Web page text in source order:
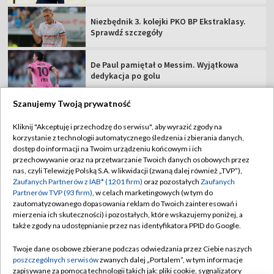
Niezbędnik 3. kolejki PKO BP Ekstraklasy.
Sprawdź szczegóły
De Paul pamiętał o Messim. Wyjątkowa
dedykacja po golu
TVP
Abonament TVP
Sklep TVP
Biuro Reklamy
Oferta Handlowa
Emisja w TVP
Regulamin TVP
Polityka prywatności
Moje zgody
Biuro reklamy
Szanujemy Twoją prywatność
Kliknij "Akceptuję i przechodzę do serwisu", aby wyrazić zgody na
korzystanie z technologii automatycznego śledzenia i zbierania danych,
dostęp do informacji na Twoim urządzeniu końcowym i ich
przechowywanie oraz na przetwarzanie Twoich danych osobowych przez
nas, czyli Telewizję Polską S.A. w likwidacji (zwaną dalej również „TVP”),
Zaufanych Partnerów z IAB* (1201 firm) oraz pozostałych Zaufanych
Partnerów TVP (93 firm), w celach marketingowych (w tym do
zautomatyzowanego dopasowania reklam do Twoich zainteresowań i
mierzenia ich skuteczności) i pozostałych, które wskazujemy poniżej, a
także zgody na udostępnianie przez nas identyfikatora PPID do Google.
Twoje dane osobowe zbierane podczas odwiedzania przez Ciebie naszych
poszczególnych serwisówzwanych dalej „Portalem”, w tym informacje
zapisywane za pomocą technologii takich jak: pliki cookie, sygnalizatory